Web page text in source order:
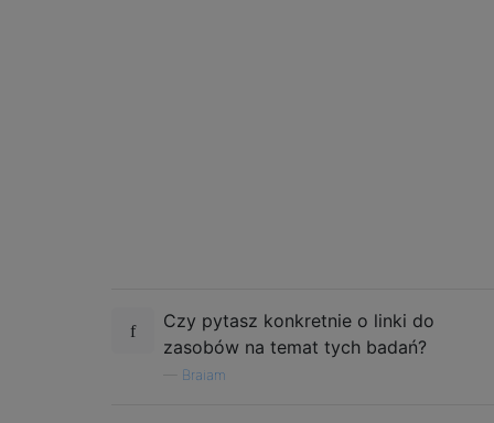
Czy pytasz konkretnie o linki do
zasobów na temat tych badań?
Braiam